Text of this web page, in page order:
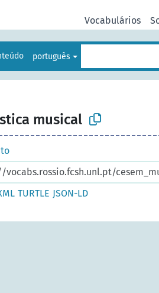
Vocabulários
português
musical
TURTLE JSON-LD